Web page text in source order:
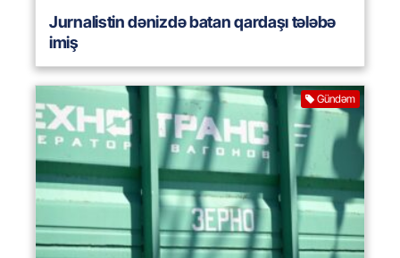
Jurnalistin dənizdə batan qardaşı tələbə
imiş
Gündəm